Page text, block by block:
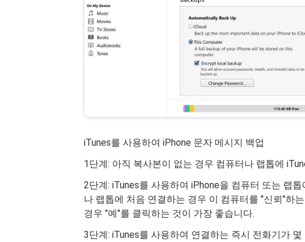
iTunes를 사용하여 iPhone 문자 메시지 백업
1단계: 아직 복사본이 없는 경우 컴퓨터나 랩톱에
2단계: iTunes를 사용하여 iPhone을 컴퓨터 또는 랩
나 랩톱에 처음 연결하는 경우 이 컴퓨터를 "신뢰"하
경우 "예"를 클릭하는 것이 가장 좋습니다.
3단계: iTunes를 사용하여 연결하는 즉시 전화기가